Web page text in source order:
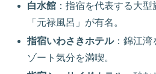
白水館 ：指宿を代表する大
「元禄風呂」が有名。
指宿いわさきホテル：錦江湾
ゾート気分を満喫。